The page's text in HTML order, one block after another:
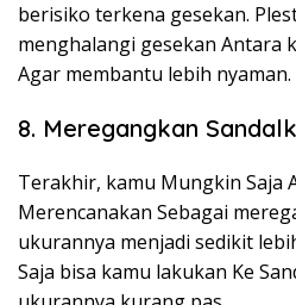
berisiko terkena gesekan.
menghalangi gesekan Antara
Agar membantu lebih nyaman.
8. Meregangkan
Terakhir, kamu Mungkin Saja
Merencanakan Sebagai
ukurannya menjadi sedikit
Saja bisa kamu lakukan Ke